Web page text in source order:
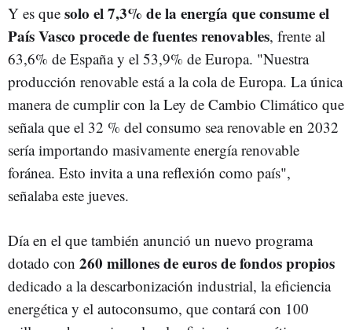
Y es que solo el 7,3% de la energía que consume el
País Vasco procede de fuentes renovables, frente al
63,6% de España y el 53,9% de Europa. "Nuestra
producción renovable está a la cola de Europa. La única
manera de cumplir con la Ley de Cambio Climático que
señala que el 32 % del consumo sea renovable en 2032
sería importando masivamente energía renovable
foránea. Esto invita a una reflexión como país",
señalaba este jueves.
Día en el que también anunció un nuevo programa
dotado con 260 millones de euros de fondos propios
dedicado a la descarbonización industrial, la eficiencia
energética y el autoconsumo, que contará con 100